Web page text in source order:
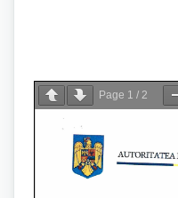
Page 1 /2